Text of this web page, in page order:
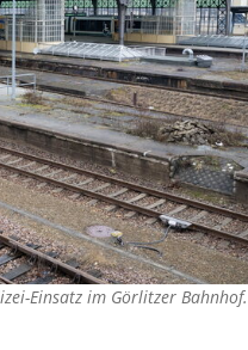
Einsatz im Görlitzer Bahnhof.